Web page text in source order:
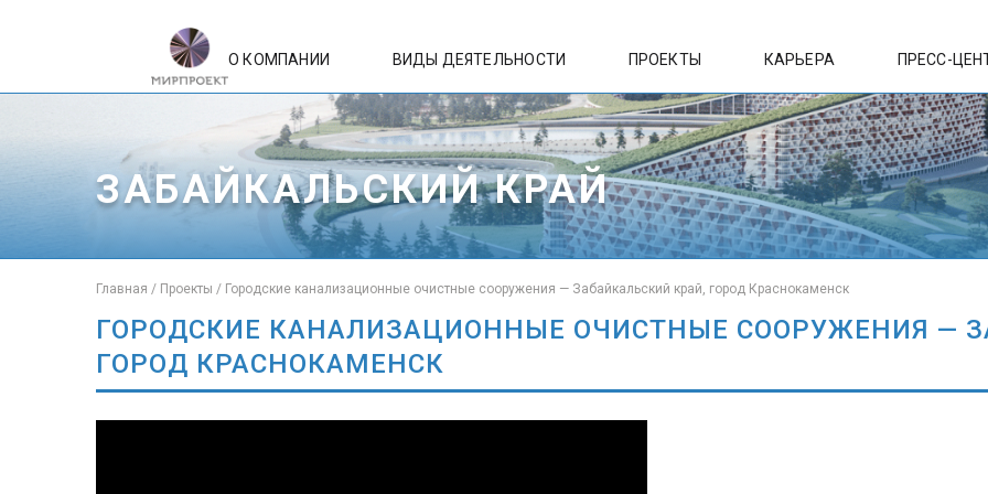
О КОМПАНИИ ВИДЫ ДЕЯТЕЛЬНОСТИ ПРОЕКТЫ КАРЬЕРА ПРЕСС-
ЗАБАЙКАЛЬСКИЙ КРАЙ
Главная / Проекты / Городские канализационные очистные сооружения — Забайкальский край, город Краснокаменск
ГОРОДСКИЕ КАНАЛИЗАЦИОННЫЕ ОЧИСТНЫЕ СООРУЖЕНИЯ —
ГОРОД КРАСНОКАМЕНСК